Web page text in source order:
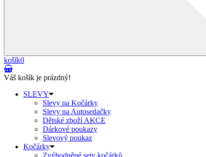
košík0
Váš košík je prázdný!
SLEVY
Slevy na Kočárky
Slevy na Autosedačky
Dětské zboží AKCE
Dárkové poukazy
Slevový poukaz
Kočárky
Zvýhodněné sety kočárků